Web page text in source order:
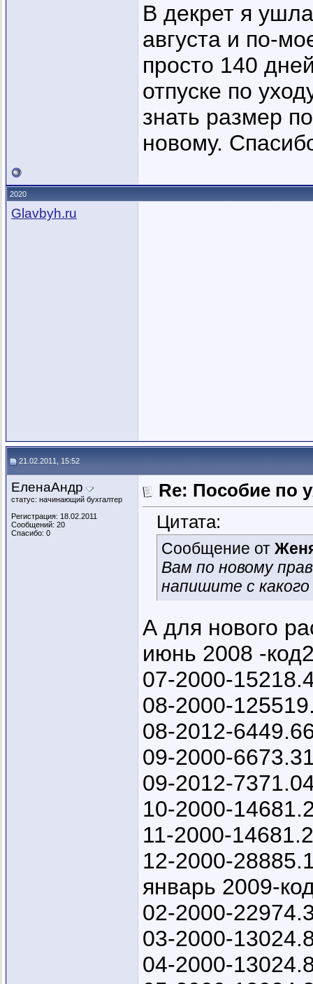
В декрет я
августа и по-
просто 140
отпуске по
знать размер
новому.
2020
Glavbyh.ru
21.02.2011, 15:52
ЕленаАндр
статус: начинающий бухгалтер
Регистрация: 18.02.2011
Сообщений: 20
Спасибо: 0
Re: Пособие по
Цитата:
Сообщение от
Вам по новому
напишите с
А для нового
июнь 2008 -
07-2000-
08-2000-
08-2012-
09-2000-
09-2012-
10-2000-
11-2000-
12-2000-
январь 2009-
02-2000-
03-2000-
04-2000-